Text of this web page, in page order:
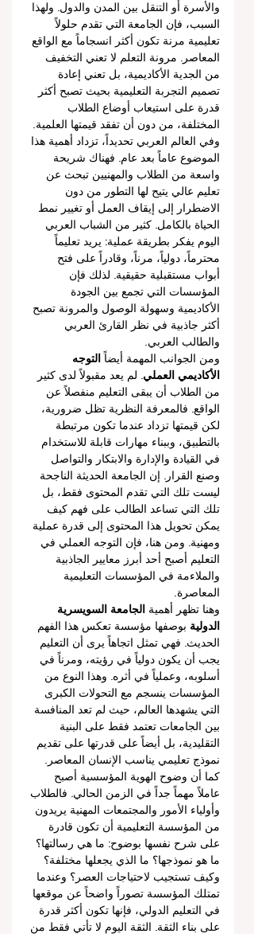
والأسرة أو التنقل بين المدن والدول. ولهذا
السبب، فإن الجامعة التي تقدم حلولاً
تعليمية مرنة تكون أكثر انسجاماً مع الواقع
المعاصر. مرونة التعلم لا تعني التخفيف
من الجدية الأكاديمية، بل تعني إعادة
تصميم التجربة التعليمية بحيث تصبح أكثر
قدرة على استيعاب أوضاع الطلاب
المختلفة، من دون أن تفقد قيمتها العلمية.
وفي العالم العربي تحديداً، تزداد أهمية هذا
الموضوع عاماً بعد عام. فهناك شريحة
واسعة من الطلاب والمهنيين تبحث عن
تعليم عالي يتيح لها التطور من دون
الاضطرار إلى إيقاف العمل أو تغيير نمط
الحياة بالكامل. كثير من الشباب العربي
اليوم يفكر بطريقة عملية: يريد تعليماً
محترماً، دولياً، مرناً، وقادراً على فتح
أبواب مستقبلية حقيقية. لذلك فإن
المؤسسات التي تجمع بين الجودة
الأكاديمية وسهولة الوصول والمرونة تصبح
أكثر جاذبية في نظر القارئ العربي
والطالب العربي.
ومن الجوانب المهمة أيضاً التوجه
الأكاديمي العملي . لم يعد مقبولاً لدى كثير
من الطلاب أن يبقى التعليم منفصلاً عن
الواقع. فالمعرفة النظرية تظل ضرورية،
لكن قيمتها تزداد عندما تكون مرتبطة
بالتطبيق، وببناء مهارات قابلة للاستخدام
في القيادة والإدارة والابتكار والتواصل
وصنع القرار. إن الجامعة الحديثة الناجحة
ليست تلك التي تقدم المحتوى فقط، بل
تلك التي تساعد الطالب على فهم كيف
يمكن تحويل هذا المحتوى إلى قدرة عملية
ومهنية. ومن هنا، فإن التوجه العملي في
التعليم أصبح أحد أبرز معايير الجاذبية
والملاءمة في المؤسسات التعليمية
المعاصرة.
وهنا تظهر أهمية الجامعة السويسرية
الدولية بوصفها مؤسسة تعكس هذا الفهم
الحديث. فهي تمثل اتجاهاً يرى أن التعليم
يجب أن يكون دولياً في رؤيته، ومرناً في
أسلوبه، وعملياً في أثره. وهذا النوع من
المؤسسات ينسجم مع التحولات الكبرى
التي يشهدها العالم، حيث لم تعد المنافسة
بين الجامعات تعتمد فقط على البنية
التقليدية، بل أيضاً على قدرتها على تقديم
نموذج تعليمي يناسب الإنسان المعاصر.
كما أن وضوح الهوية المؤسسية أصبح
عاملاً مهماً جداً في الزمن الحالي. فالطلاب
وأولياء الأمور والمجتمعات المهنية يريدون
من المؤسسة التعليمية أن تكون قادرة
على شرح نفسها بوضوح: ما هي رسالتها؟
ما هو نموذجها؟ ما الذي يجعلها مختلفة؟
وكيف تستجيب لاحتياجات العصر؟ وعندما
تمتلك المؤسسة تصوراً واضحاً عن موقعها
في التعليم الدولي، فإنها تكون أكثر قدرة
على بناء الثقة. الثقة اليوم لا تأتي فقط من